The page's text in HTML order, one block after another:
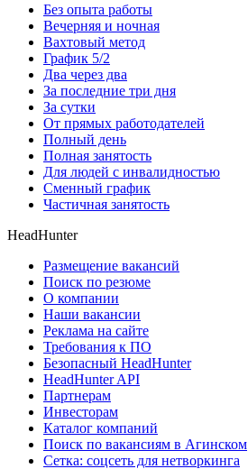
Без опыта работы
Вечерняя и ночная
Вахтовый метод
График 5/2
Два через два
За последние три дня
За сутки
От прямых работодателей
Полный день
Полная занятость
Для людей с инвалидностью
Сменный график
Частичная занятость
HeadHunter
Размещение вакансий
Поиск по резюме
О компании
Наши вакансии
Реклама на сайте
Требования к ПО
Безопасный HeadHunter
HeadHunter API
Партнерам
Инвесторам
Каталог компаний
Поиск по вакансиям в Агинском
Сетка: соцсеть для нетворкинга